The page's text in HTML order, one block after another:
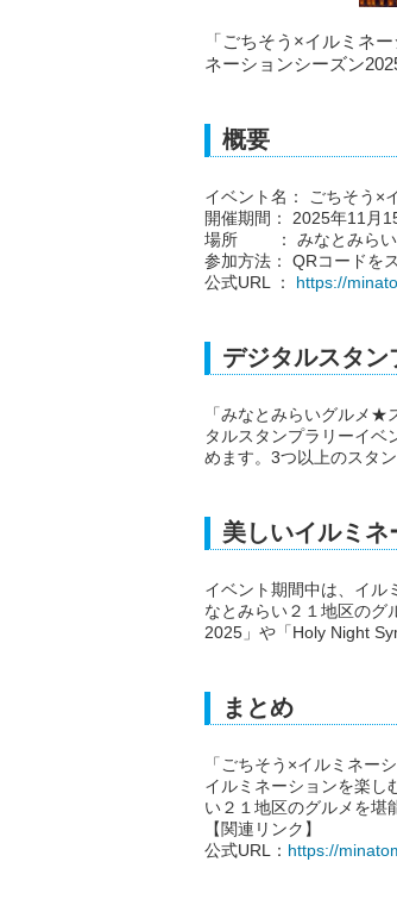
「ごちそう×イルミネ
ネーションシーズン
概要
イベント名： ごちそう
開催期間： 2025年11月
場所 ： みなとみらい
参加方法： QRコードを
公式URL ： https://
デジタルスタン
「みなとみらいグルメ★
タルスタンプラリーイベ
めます。3つ以上のスタ
美しいイルミ
イベント期間中は、イル
なとみらい２１地区のグ
2025」や「Holy Night
まとめ
「ごちそう×イルミネ
イルミネーションを楽し
い２１地区のグルメを堪
【関連リンク】
公式URL： https://